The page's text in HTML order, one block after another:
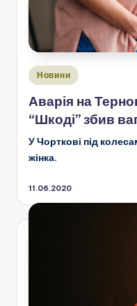
Опубліковано
Новини
Аварія на
“Шкоді” збив
У Чорткові під
жінка.
11.06.2020